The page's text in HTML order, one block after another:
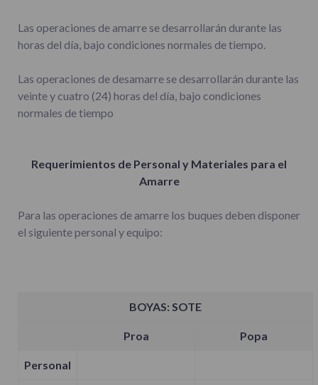
Las operaciones de amarre se desarrollarán durante las
horas del día, bajo condiciones normales de tiempo.
Las operaciones de desamarre se desarrollarán durante las
veinte y cuatro (24) horas del día, bajo condiciones
normales de tiempo
Requerimientos de Personal y Materiales para el
Amarre
Para las operaciones de amarre los buques deben disponer
el siguiente personal y equipo:
BOYAS: SOTE
Proa Popa
Personal